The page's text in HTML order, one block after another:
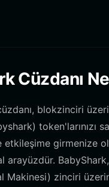
Cüzdanı
blokzinciri
token'larınızı
girmenize
arayüzdür.
Makinesi) zinciri